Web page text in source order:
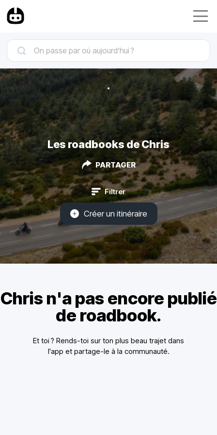
Les roadbooks de Chris
PARTAGER
Filtrer
Créer un itinéraire
Chris n'a pas encore publié
de roadbook.
Et toi ? Rends-toi sur ton plus beau trajet dans
l'app et partage-le à la communauté.